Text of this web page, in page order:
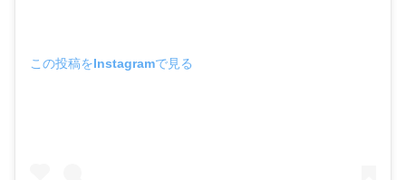
この投稿をInstagramで見る